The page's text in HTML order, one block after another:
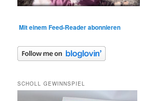
Mit einem Feed-Reader abonnieren
SCHOLL GEWINNSPIEL